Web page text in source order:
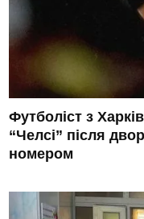
Футболіст з
“Челсі” після
номером